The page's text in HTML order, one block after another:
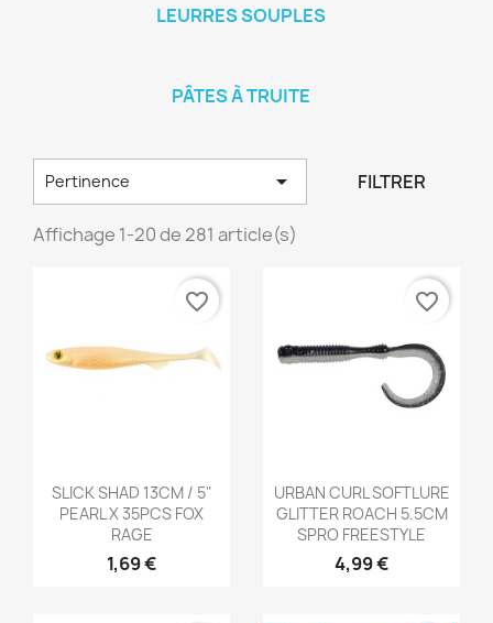
LEURRES SOUPLES
PÂTES À TRUITE
Pertinence  FILTRER
Affichage 1-20 de 281 article(s)
Aperçu rapide
SLICK SHAD 13CM / 5"
PEARL X 35PCS FOX
RAGE
1,69 €
favorite_border
Aperçu rapide
URBAN CURL SOFTLURE
GLITTER ROACH 5.5CM
SPRO FREESTYLE
4,99 €
favorite_border